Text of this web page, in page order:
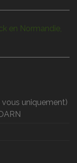
en Normandie,
vous uniquement)